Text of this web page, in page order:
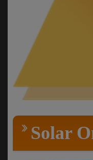
Solar